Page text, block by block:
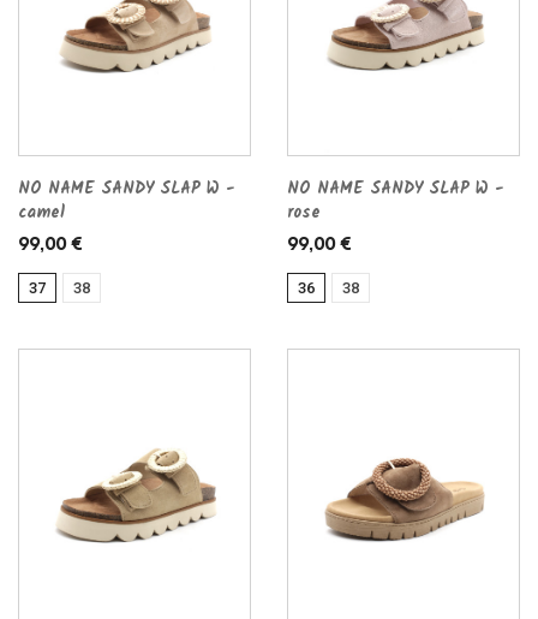
NO NAME SANDY SLAP W -
camel
99,00 €
37 38
NO NAME SANDY SLAP W -
rose
99,00 €
36 38